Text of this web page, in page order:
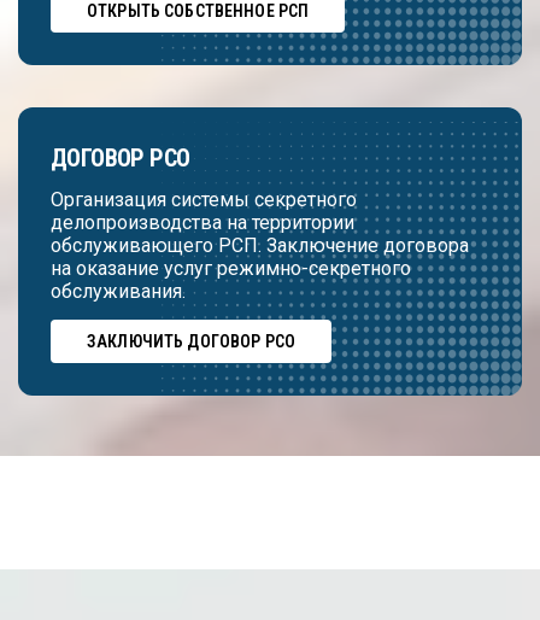
ОТКРЫТЬ СОБСТВЕННОЕ РСП
ДОГОВОР РСО
Организация системы секретного
делопроизводства на территории
обслуживающего РСП. Заключение договора
на оказание услуг режимно-секретного
обслуживания.
ЗАКЛЮЧИТЬ ДОГОВОР РСО